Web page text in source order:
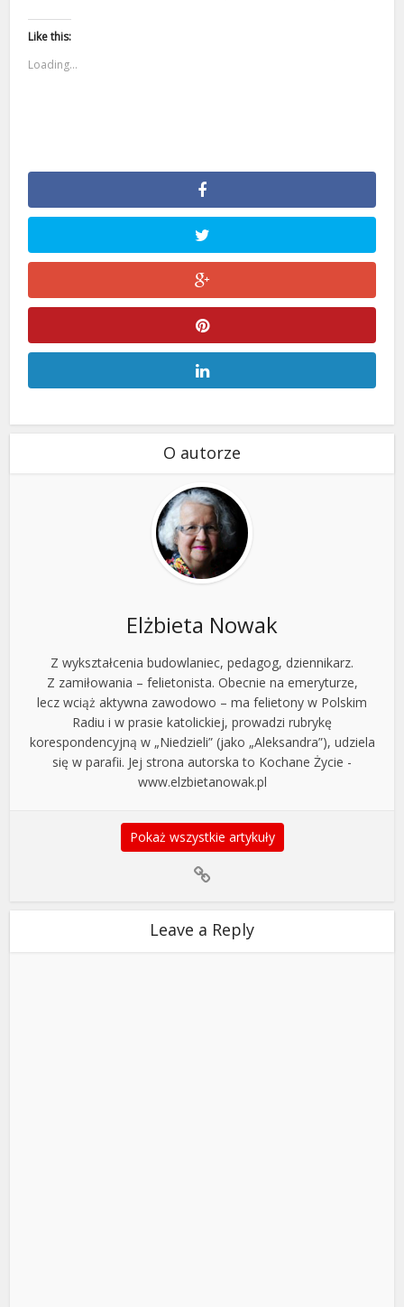
Like this:
Loading...
O autorze
Elżbieta Nowak
Z wykształcenia budowlaniec, pedagog, dziennikarz.
Z zamiłowania – felietonista. Obecnie na emeryturze,
lecz wciąż aktywna zawodowo – ma felietony w Polskim
Radiu i w prasie katolickiej, prowadzi rubrykę
korespondencyjną w „Niedzieli” (jako „Aleksandra”), udziela
się w parafii. Jej strona autorska to Kochane Życie -
www.elzbietanowak.pl
Pokaż wszystkie artykuły
Leave a Reply